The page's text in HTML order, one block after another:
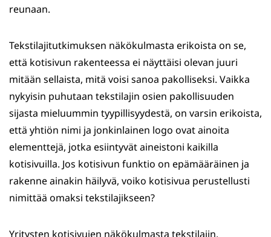
reunaan.
Tekstilajitutkimuksen näkökulmasta erikoista on se,
että kotisivun rakenteessa ei näyttäisi olevan juuri
mitään sellaista, mitä voisi sanoa pakolliseksi. Vaikka
nykyisin puhutaan tekstilajin osien pakollisuuden
sijasta mieluummin tyypillisyydestä, on varsin erikoista,
että yhtiön nimi ja jonkinlainen logo ovat ainoita
elementtejä, jotka esiintyvät aineistoni kaikilla
kotisivuilla. Jos kotisivun funktio on epämääräinen ja
rakenne ainakin häilyvä, voiko kotisivua perustellusti
nimittää omaksi tekstilajikseen?
Yritysten kotisivujen näkökulmasta tekstilajin,